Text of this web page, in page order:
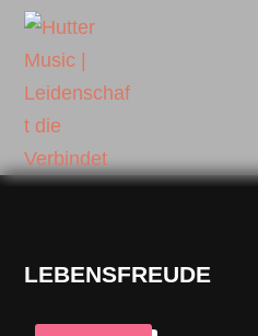
LEBENSFREUDE